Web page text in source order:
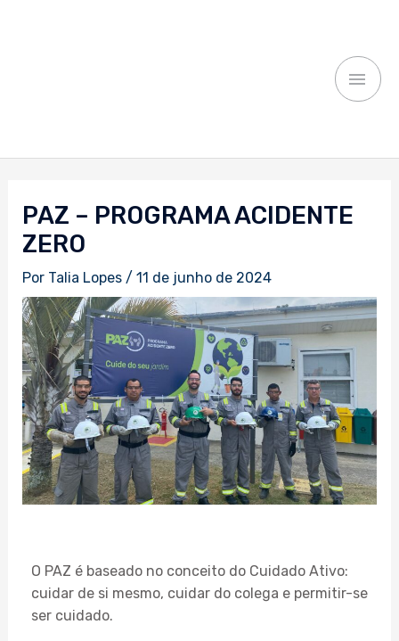
PAZ – PROGRAMA ACIDENTE
ZERO
Por Talia Lopes / 11 de junho de 2024
O PAZ é baseado no conceito do Cuidado Ativo:
cuidar de si mesmo, cuidar do colega e permitir-se
ser cuidado.
Post